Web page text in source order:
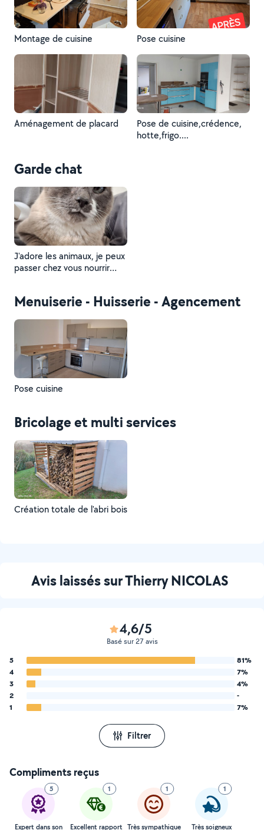
Montage de cuisine Pose cuisine
Aménagement de placard
Pose de cuisine,crédence,
hotte,frigo....
Garde chat
J'adore les animaux, je peux
passer chez vous nourrir
ne garde malheureusement
supporterait pas.
Menuiserie - Huisserie - Agencement
Pose cuisine
Bricolage et multi services
Création totale de l'abri bois
Avis laissés sur Thierry NICOLAS
4,6/5
Basé sur 27 avis
5
81%
4
7%
3
4%
2
-
1
7%
Filtrer
Compliments reçus
5
Expert dans son
1
Excellent rapport
1
Très sympathique
1
Très soigneux